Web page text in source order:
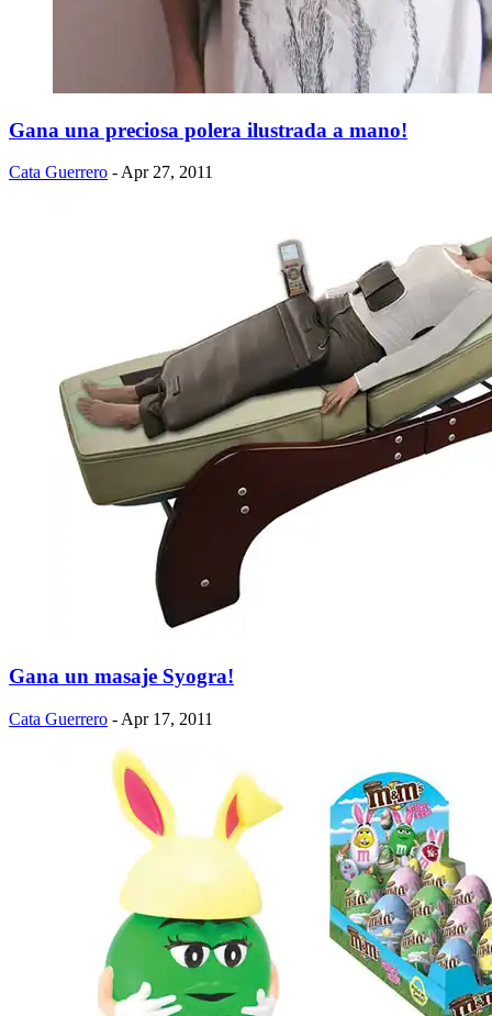
Gana una preciosa polera ilustrada a mano!
Cata Guerrero - Apr 27, 2011
Gana un masaje Syogra!
Cata Guerrero - Apr 17, 2011